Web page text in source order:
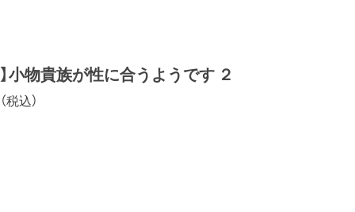
小物貴族が性に合うようです ２
税込）